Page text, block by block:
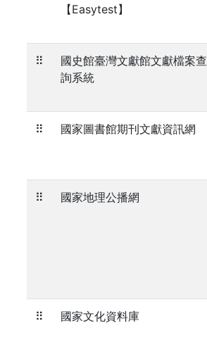
【Easytest】
⠿
國史館臺灣文獻館文獻檔案查
詢系統
⠿ 國家圖書館期刊文獻資訊網
⠿ 國家地理公播網
⠿ 國家文化資料庫